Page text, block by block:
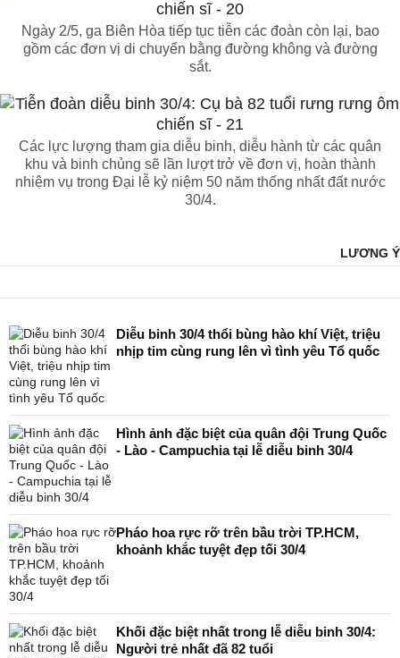
Ngày 2/5, ga Biên Hòa tiếp tục tiễn các đoàn còn lại, bao
gồm các đơn vị di chuyển bằng đường không và đường
sắt.
Các lực lượng tham gia diễu binh, diễu hành từ các quân
khu và binh chủng sẽ lần lượt trở về đơn vị, hoàn thành
nhiệm vụ trong Đại lễ kỷ niệm 50 năm thống nhất đất nước
30/4.
LƯƠNG Ý
Diễu binh 30/4 thổi bùng hào khí Việt, triệu
nhịp tim cùng rung lên vì tình yêu Tổ quốc
Hình ảnh đặc biệt của quân đội Trung Quốc
- Lào - Campuchia tại lễ diễu binh 30/4
Pháo hoa rực rỡ trên bầu trời TP.HCM,
khoảnh khắc tuyệt đẹp tối 30/4
Khối đặc biệt nhất trong lễ diễu binh 30/4:
Người trẻ nhất đã 82 tuổi